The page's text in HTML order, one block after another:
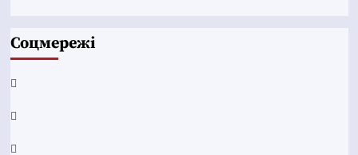
Соцмережі
Facebook
YouTube
Telegram